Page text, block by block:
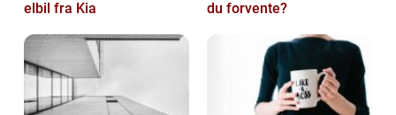
elbil fra Kia
du forvente?